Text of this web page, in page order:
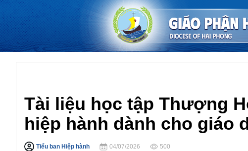
Tài liệu học tập Thượng
hiệp hành dành cho giáo
Tiểu ban Hiệp hành 04/07/2026 500